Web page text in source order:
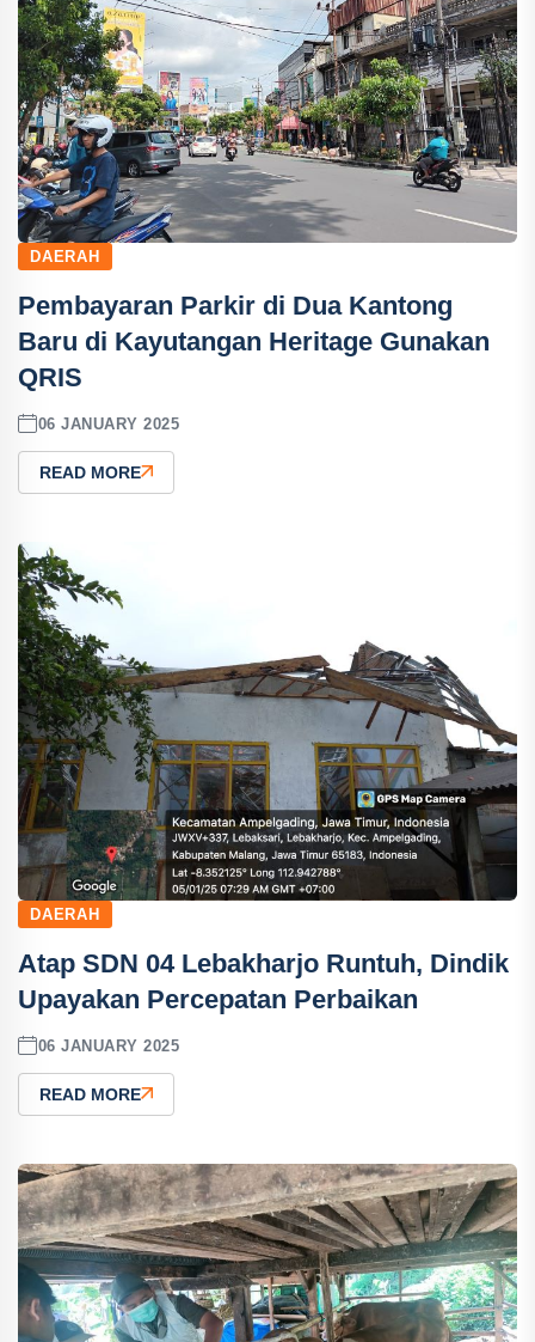
DAERAH
Pembayaran Parkir di Dua Kantong
Baru di Kayutangan Heritage Gunakan
QRIS
06 JANUARY 2025
READ MORE
DAERAH
Atap SDN 04 Lebakharjo Runtuh, Dindik
Upayakan Percepatan Perbaikan
06 JANUARY 2025
READ MORE